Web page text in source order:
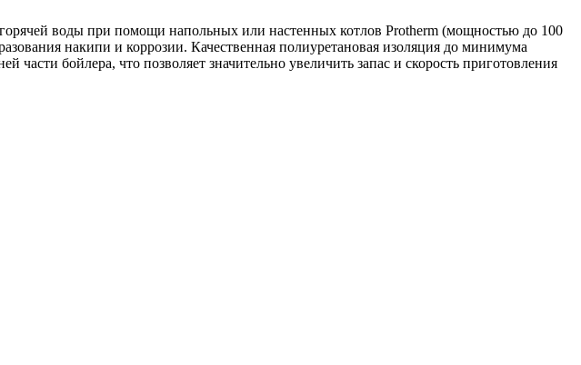
воды при помощи напольных или настенных котлов Protherm (мощностью до 100
накипи и коррозии. Качественная полиуретановая изоляция до минимума
бойлера, что позволяет значительно увеличить запас и скорость приготовления